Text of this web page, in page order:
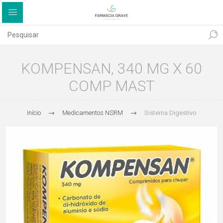
KOMPENSAN, 340 MG X 60
COMP MAST
Início Medicamentos NSRM Sistema Digestivo